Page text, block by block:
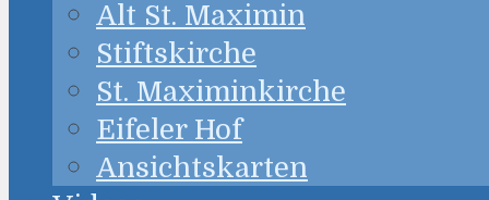
Alt St. Maximin
Stiftskirche
St. Maximinkirche
Eifeler Hof
Ansichtskarten